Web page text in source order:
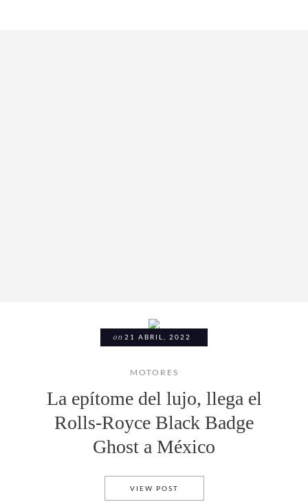
on 21 ABRIL, 2022
MOTORES
La epítome del lujo, llega el
Rolls-Royce Black Badge
Ghost a México
VIEW POST